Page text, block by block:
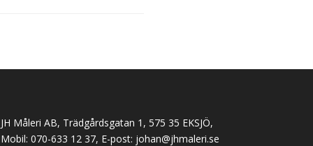
JH Måleri AB, Trädgårdsgatan 1, 575 35 EKSJÖ,
Mobil: 070-633 12 37, E-post: johan@jhmaleri.se